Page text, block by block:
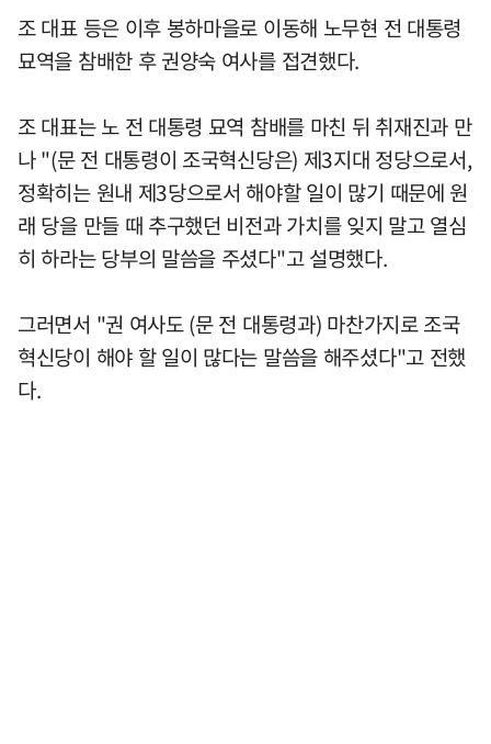
조 대표 등은 이후 봉하마을로 이동해 노무현 전 대통령
묘역을 참배한 후 권양숙 여사를 접견했다.
조 대표는 노 전 대통령 묘역 참배를 마친 뒤 취재진과 만
나 "(문 전 대통령이 조국혁신당은) 제3지대 정당으로서,
정확히는 원내 제3당으로서 해야할 일이 많기 때문에 원
래 당을 만들 때 추구했던 비전과 가치를 잊지 말고 열심
히 하라는 당부의 말씀을 주셨다"고 설명했다.
그러면서 "권 여사도 (문 전 대통령과) 마찬가지로 조국
혁신당이 해야 할 일이 많다는 말씀을 해주셨다"고 전했
다.